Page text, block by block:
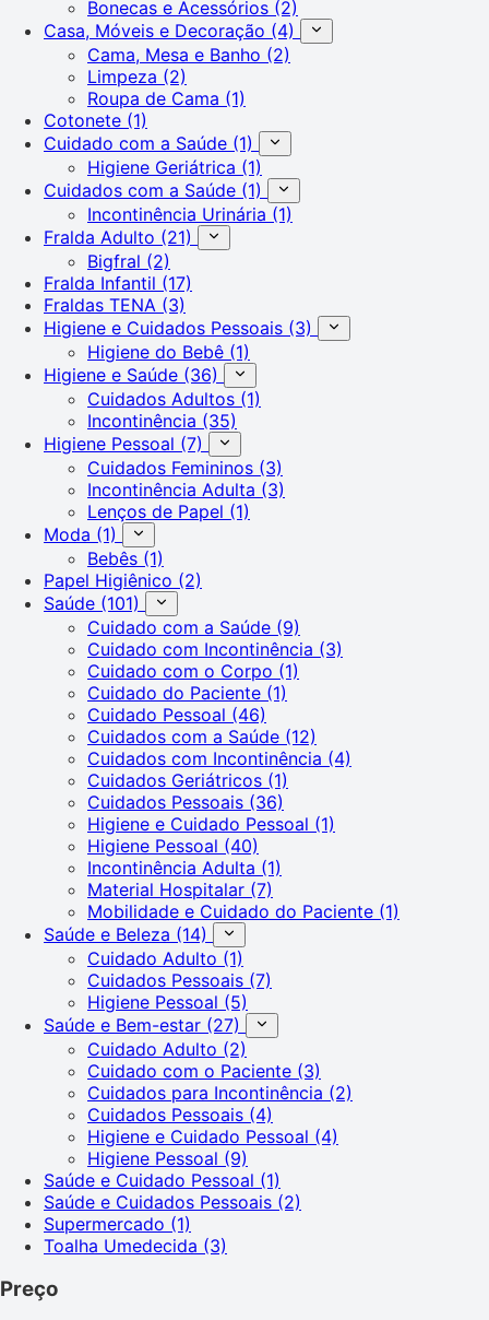
Bonecas e Acessórios (2)
Casa, Móveis e Decoração (4)
Cama, Mesa e Banho (2)
Limpeza (2)
Roupa de Cama (1)
Cotonete (1)
Cuidado com a Saúde (1)
Higiene Geriátrica (1)
Cuidados com a Saúde (1)
Incontinência Urinária (1)
Fralda Adulto (21)
Bigfral (2)
Fralda Infantil (17)
Fraldas TENA (3)
Higiene e Cuidados Pessoais (3)
Higiene do Bebê (1)
Higiene e Saúde (36)
Cuidados Adultos (1)
Incontinência (35)
Higiene Pessoal (7)
Cuidados Femininos (3)
Incontinência Adulta (3)
Lenços de Papel (1)
Moda (1)
Bebês (1)
Papel Higiênico (2)
Saúde (101)
Cuidado com a Saúde (9)
Cuidado com Incontinência (3)
Cuidado com o Corpo (1)
Cuidado do Paciente (1)
Cuidado Pessoal (46)
Cuidados com a Saúde (12)
Cuidados com Incontinência (4)
Cuidados Geriátricos (1)
Cuidados Pessoais (36)
Higiene e Cuidado Pessoal (1)
Higiene Pessoal (40)
Incontinência Adulta (1)
Material Hospitalar (7)
Mobilidade e Cuidado do Paciente (1)
Saúde e Beleza (14)
Cuidado Adulto (1)
Cuidados Pessoais (7)
Higiene Pessoal (5)
Saúde e Bem-estar (27)
Cuidado Adulto (2)
Cuidado com o Paciente (3)
Cuidados para Incontinência (2)
Cuidados Pessoais (4)
Higiene e Cuidado Pessoal (4)
Higiene Pessoal (9)
Saúde e Cuidado Pessoal (1)
Saúde e Cuidados Pessoais (2)
Supermercado (1)
Toalha Umedecida (3)
Preço